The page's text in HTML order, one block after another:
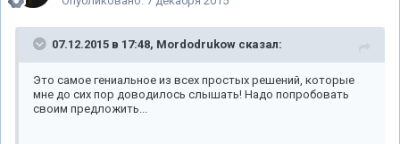
07.12.2015 в 17:48, Mordodrukow сказал:
Это самое гениальное из всех простых решений, которые
мне до сих пор доводилось слышать! Надо попробовать
своим предложить...